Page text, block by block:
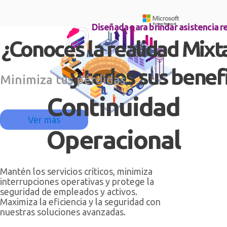
Diseñada para brindar asistencia
¿Conoces la realidad
y todos sus
Ver más
Minimiza tus pérdidas
Continuidad
Operacional
Mantén los servicios críticos, minimiza
interrupciones operativas y protege la
seguridad de empleados y activos.
Maximiza la eficiencia y la seguridad con
nuestras soluciones avanzadas.